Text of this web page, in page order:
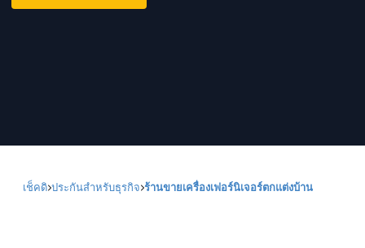
เช็คดิ ประกันสำหรับธุรกิจ ร้านขายเครื่องเฟอร์นิเจอร์ตกแต่งบ้าน